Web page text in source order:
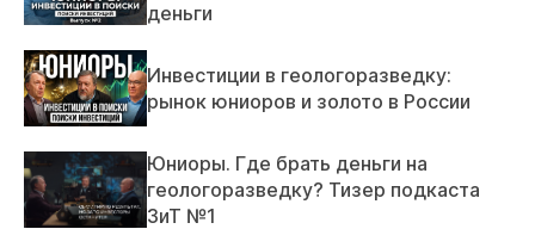
деньги
Инвестиции в геологоразведку:
рынок юниоров и золото в России
Юниоры. Где брать деньги на
геологоразведку? Тизер подкаста
ЗиТ №1